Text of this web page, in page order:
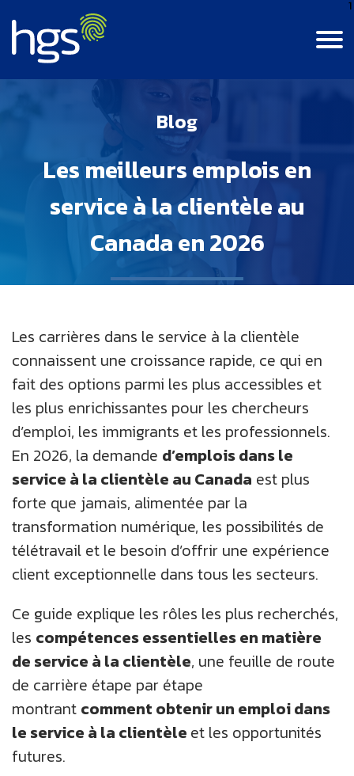
Canada
Colombia
JAMAÏQUE
Philippines
ROYAUME-UNI
NOUS
SA
Language
French
Contactez-Nous
CANADA MAIN NAVIGATION
Carrière
Emplois BPM
La Vie À HGS
La Vie À HGS
Diversité, Équité Et Inclusion
Responsabilité Sociale De L’entreprise
Rencontrez Nos Champions
Centre De Ressources
Travail@Domicile
Connaissances
Blogues
Baladodiffusions
Glossary
À Propos De Nous
CS QUOTIENT QUIZ
EXPERIENCE ZONE
TECH X-PLORERS
Blog
Les meilleurs emplois en
service à la clientèle au
Canada en 2026
Les carrières dans le service à la clientèle
connaissent une croissance rapide, ce qui en
fait des options parmi les plus accessibles et
les plus enrichissantes pour les chercheurs
d’emploi, les immigrants et les professionnels.
En 2026, la demande d’emplois dans le
service à la clientèle au Canada est plus
forte que jamais, alimentée par la
transformation numérique, les possibilités de
télétravail et le besoin d’offrir une expérience
client exceptionnelle dans tous les secteurs.
Ce guide explique les rôles les plus recherchés,
les compétences essentielles en matière
de service à la clientèle, une feuille de route
de carrière étape par étape
montrant comment obtenir un emploi dans
le service à la clientèle et les opportunités
futures.
1